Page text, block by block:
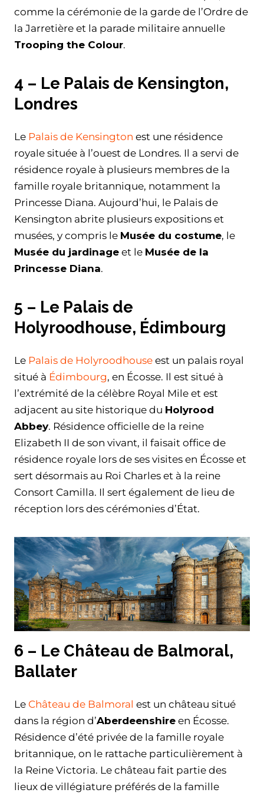
comme la cérémonie de la garde de l’Ordre de
la Jarretière et la parade militaire annuelle
Trooping the Colour.
4 – Le Palais de Kensington,
Londres
Le Palais de Kensington est une résidence
royale située à l’ouest de Londres. Il a servi de
résidence royale à plusieurs membres de la
famille royale britannique, notamment la
Princesse Diana. Aujourd’hui, le Palais de
Kensington abrite plusieurs expositions et
musées, y compris le Musée du costume, le
Musée du jardinage et le Musée de la
Princesse Diana.
5 – Le Palais de
Holyroodhouse, Édimbourg
Le Palais de Holyroodhouse est un palais royal
situé à Édimbourg, en Écosse. Il est situé à
l’extrémité de la célèbre Royal Mile et est
adjacent au site historique du Holyrood
Abbey. Résidence officielle de la reine
Elizabeth II de son vivant, il faisait office de
résidence royale lors de ses visites en Écosse et
sert désormais au Roi Charles et à la reine
Consort Camilla. Il sert également de lieu de
réception lors des cérémonies d’État.
6 – Le Château de Balmoral,
Ballater
Le Château de Balmoral est un château situé
dans la région d’Aberdeenshire en Écosse.
Résidence d’été privée de la famille royale
britannique, on le rattache particulièrement à
la Reine Victoria. Le château fait partie des
lieux de villégiature préférés de la famille